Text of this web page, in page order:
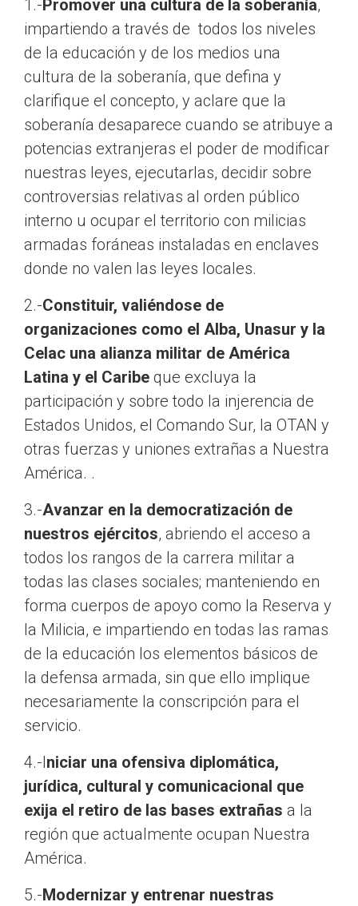
1.-Promover una cultura de la soberanía,
impartiendo a través de todos los niveles
de la educación y de los medios una
cultura de la soberanía, que defina y
clarifique el concepto, y aclare que la
soberanía desaparece cuando se atribuye a
potencias extranjeras el poder de modificar
nuestras leyes, ejecutarlas, decidir sobre
controversias relativas al orden público
interno u ocupar el territorio con milicias
armadas foráneas instaladas en enclaves
donde no valen las leyes locales.
2.-Constituir, valiéndose de
organizaciones como el Alba, Unasur y la
Celac una alianza militar de América
Latina y el Caribe que excluya la
participación y sobre todo la injerencia de
Estados Unidos, el Comando Sur, la OTAN y
otras fuerzas y uniones extrañas a Nuestra
América. .
3.-Avanzar en la democratización de
nuestros ejércitos, abriendo el acceso a
todos los rangos de la carrera militar a
todas las clases sociales; manteniendo en
forma cuerpos de apoyo como la Reserva y
la Milicia, e impartiendo en todas las ramas
de la educación los elementos básicos de
la defensa armada, sin que ello implique
necesariamente la conscripción para el
servicio.
4.-Iniciar una ofensiva diplomática,
jurídica, cultural y comunicacional que
exija el retiro de las bases extrañas a la
región que actualmente ocupan Nuestra
América.
5.-Modernizar y entrenar nuestras